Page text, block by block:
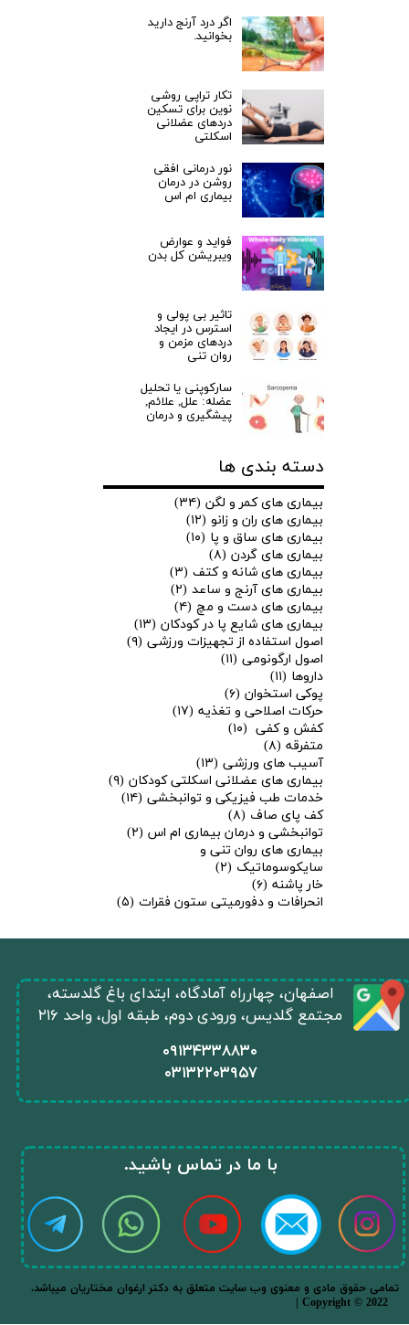
اگر درد آرنج دارید
بخوانید.
تکار تراپی روشی
نوین برای تسکین
دردهای عضلانی
اسکلتی
نور درمانی افقی
روشن در درمان
بیماری ام اس
فواید و عوارض
ویبریشن کل بدن
تاثیر بی پولی و
استرس در ایجاد
دردهای مزمن و
روان تنی
سارکوپنی یا تحلیل
عضله: علل, علائم,
پیشگیری و درمان
دسته بندی ها
بیماری های کمر و لگن (۳۴)
بیماری های ران و زانو (۱۲)
بیماری های ساق و پا (۱۰)
بیماری های گردن (۸)
بیماری های شانه و کتف (۳)
بیماری های آرنج و ساعد (۲)
بیماری های دست و مچ (۴)
بیماری های شایع پا در کودکان (۱۳)
اصول استفاده از تجهیزات ورزشی (۹)
اصول ارگونومی (۱۱)
داروها (۱۱)
پوکی استخوان (۶)
حرکات اصلاحی و تغذیه (۱۷)
کفش و کفی (۱۰)
متفرقه (۸)
آسیب های ورزشی (۱۳)
بیماری های عضلانی اسکلتی کودکان (۹)
خدمات طب فیزیکی و توانبخشی (۱۴)
کف پای صاف (۸)
توانبخشی و درمان بیماری ام اس (۲)
بیماری های روان تنی و
سایکوسوماتیک (۲)
خار پاشنه (۶)
انحرافات و دفورمیتی ستون فقرات (۵)
​۰۹۱۳۴۳۳۸۸۳۰
۰۳۱۳۲۲۰۳۹۵۷
​اصفهان، چهارراه آمادگاه، ابتدای باغ گلدسته،
مجتمع گلدیس، ورودی دوم، طبقه اول، واحد ۲۱۶
​با ما در تماس باشید.​​​​​​​
.تمامی حقوق مادی و معنوی وب سایت متعلق به دکتر ارغوان مختاریان میباشد
| Copyright © 2022